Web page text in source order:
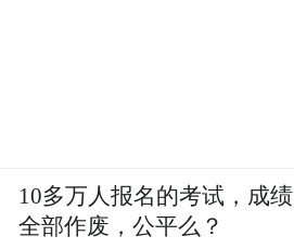
10多万人报名的考试，成绩
全部作废，公平么？